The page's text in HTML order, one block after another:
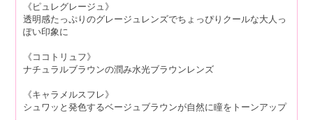
《ピュレグレージュ》
透明感たっぷりのグレージュレンズでちょっぴりクールな大人っ
ぽい印象に
《ココトリュフ》
ナチュラルブラウンの潤み水光ブラウンレンズ
《キャラメルスフレ》
シュワッと発色するベージュブラウンが自然に瞳をトーンアップ